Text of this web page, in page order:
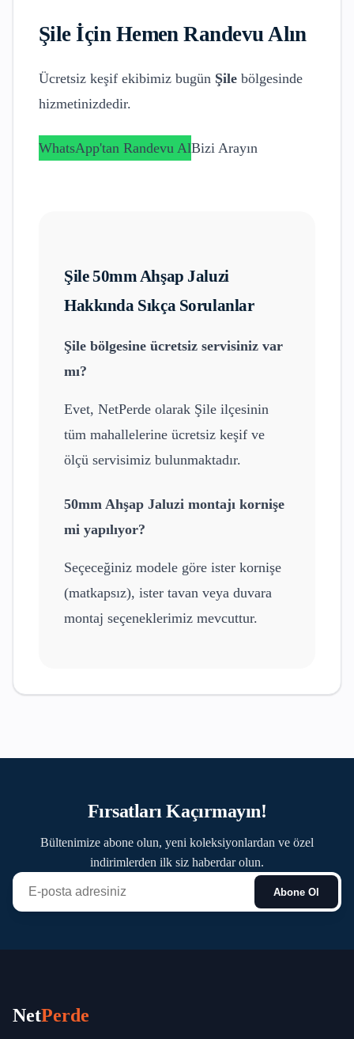
Şileİçin Hemen Randevu Alın
Ücretsiz keşif ekibimiz bugün Şile bölgesinde
hizmetinizdedir.
WhatsApp'tan Randevu AlBizi Arayın
Şile50mm Ahşap Jaluzi
Hakkında Sıkça Sorulanlar
Şile bölgesine ücretsiz servisiniz var
mı?
Evet, NetPerde olarak Şile ilçesinin
tüm mahallelerine ücretsiz keşif ve
ölçü servisimiz bulunmaktadır.
50mm Ahşap Jaluzi montajı kornişe
mi yapılıyor?
Seçeceğiniz modele göre ister kornişe
(matkapsız), ister tavan veya duvara
montaj seçeneklerimiz mevcuttur.
Fırsatları Kaçırmayın!
Bültenimize abone olun, yeni koleksiyonlardan ve özel
indirimlerden ilk siz haberdar olun.
Abone Ol
NetPerde